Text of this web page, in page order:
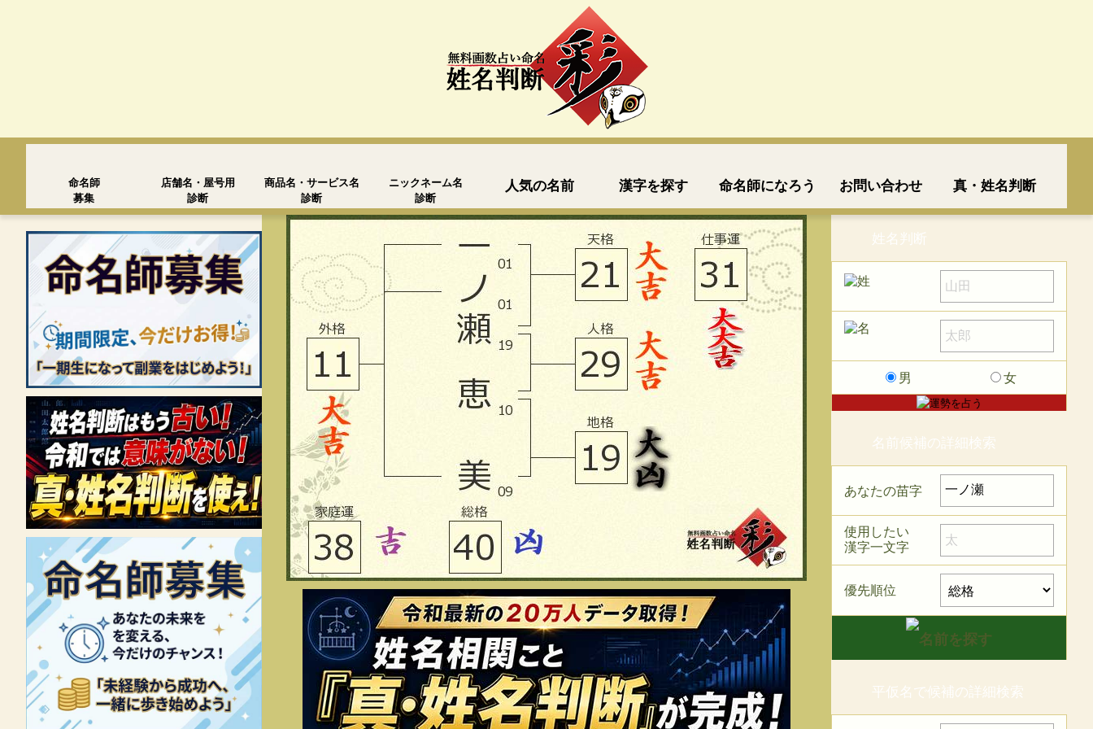
命名師
募集
店舗名・屋号用
診断
商品名・サービス名
診断
ニックネーム名
診断
人気の名前 漢字を探す 命名師になろう お問い合わせ 真・姓名判断
姓名判断
男 女
名前候補の詳細検索
あなたの苗字
使用したい
漢字一文字
優先順位
平仮名で候補の詳細検索